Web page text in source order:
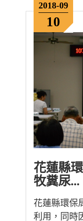
2018-09
10
花蓮縣
牧糞尿...
花蓮縣環保
利用，同時